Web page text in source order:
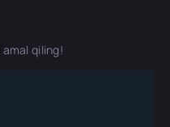
amal qiling!